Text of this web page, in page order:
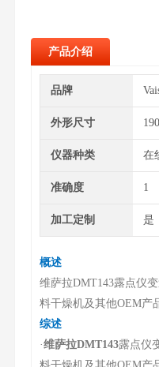
产品介绍
品牌
外形尺寸
仪器种类 在
准确度 1
加工定制 是
概述
维萨拉DMT143露点仪
料干燥机及其他OEM产
综述
·维萨拉DMT143露点仪